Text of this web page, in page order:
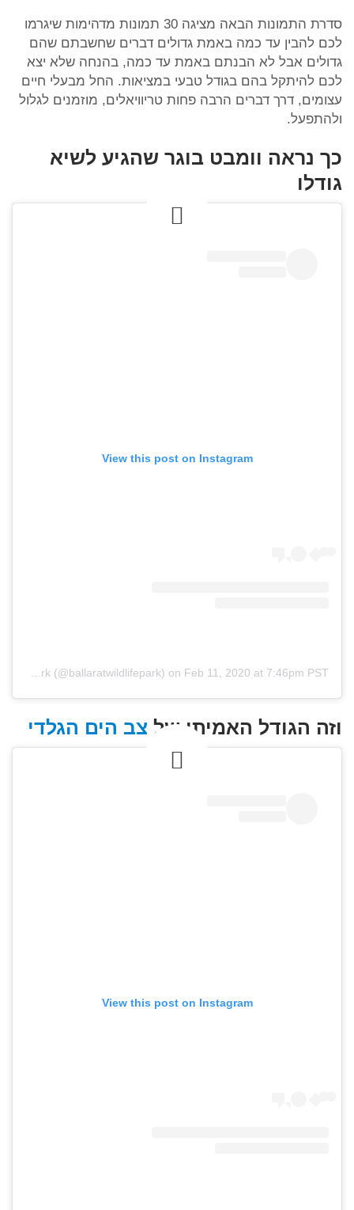
סדרת התמונות הבאה מציגה 30 תמונות מדהימות שיגרמו
לכם להבין עד כמה באמת גדולים דברים שחשבתם שהם
גדולים אבל לא הבנתם באמת עד כמה, בהנחה שלא יצא
לכם להיתקל בהם בגודל טבעי במציאות. החל מבעלי חיים
עצומים, דרך דברים הרבה פחות טריוויאלים, מוזמנים לגלול
ולהתפעל.
כך נראה וומבט בוגר שהגיע לשיא
גודלו
View this post on Instagram
A post shared by Ballarat Wildlife Park (@ballaratwildlifepark) on Feb 11, 2020 at 7:46pm PST
וזה הגודל האמיתי של צב הים הגלדי
View this post on Instagram